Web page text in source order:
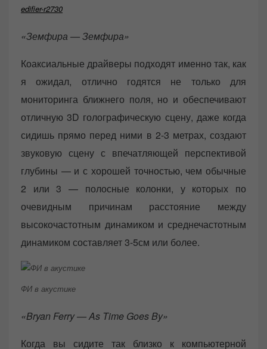
edifier-r2730
«Земфира — Земфира»
Коаксиальные драйверы подходят именно так, как
я ожидал, отлично годятся не только для
мониторинга ближнего поля, но и обеспечивают
отличную 3D голографическую сцену, даже когда
сидишь прямо перед ними в 2-3 метрах, создают
звуковую сцену с впечатляющей перспективой
глубины — и с хорошей точностью, чем обычные
2 или 3 — полосные колонки, у которых по
очевидным причинам расстояние между
высокочастотным динамиком и среднечастотным
динамиком составляет 3-5см или более.
ФИ в акустике
«Bryan Ferry — As Time Goes By»
Когда вы сидите так близко к компьютерной